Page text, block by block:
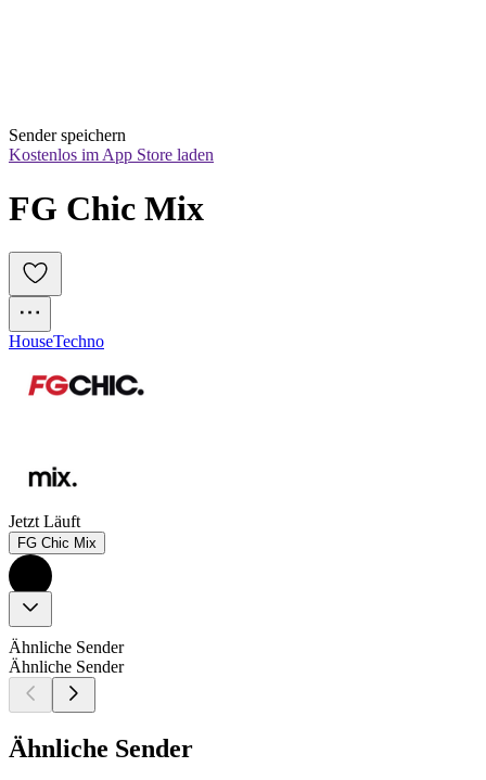
Sender speichern
Kostenlos im App Store laden
FG Chic Mix
HouseTechno
Jetzt Läuft
FG Chic Mix
Ähnliche Sender
Ähnliche Sender
Ähnliche Sender